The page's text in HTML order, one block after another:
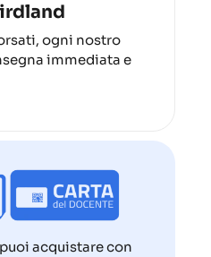
ogni nostro
immediata e
acquistare con